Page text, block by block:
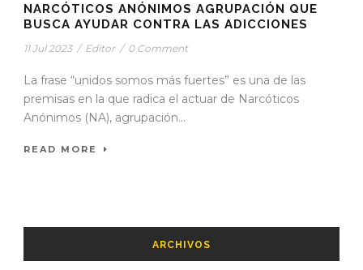
NARCÓTICOS ANÓNIMOS AGRUPACIÓN QUE
BUSCA AYUDAR CONTRA LAS ADICCIONES
11 Jul 2023 / Editor / 0 Comment
La frase “unidos somos más fuertes” es una de las
premisas en la que radica el actuar de Narcóticos
Anónimos (NA), agrupación...
READ MORE
ARCHIVOS